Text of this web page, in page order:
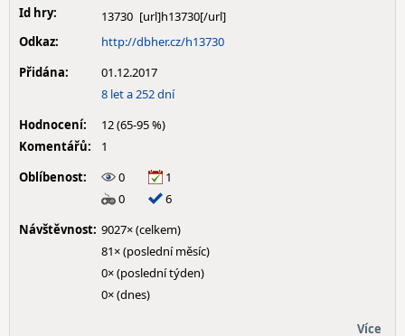
Id hry:
13730
Odkaz:
http://dbher.cz/h13730
Přidána:
01.12.2017
8 let a 252 dní
Hodnocení:
12 (65-95 %)
Komentářů:
1
Oblíbenost:
0
1
0
6
Návštěvnost: 9027× (celkem)
81× (poslední měsíc)
0× (poslední týden)
0× (dnes)
Více